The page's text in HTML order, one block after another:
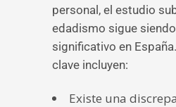
personal, el estudio
edadismo sigue
significativo en
clave incluyen:
Existe una